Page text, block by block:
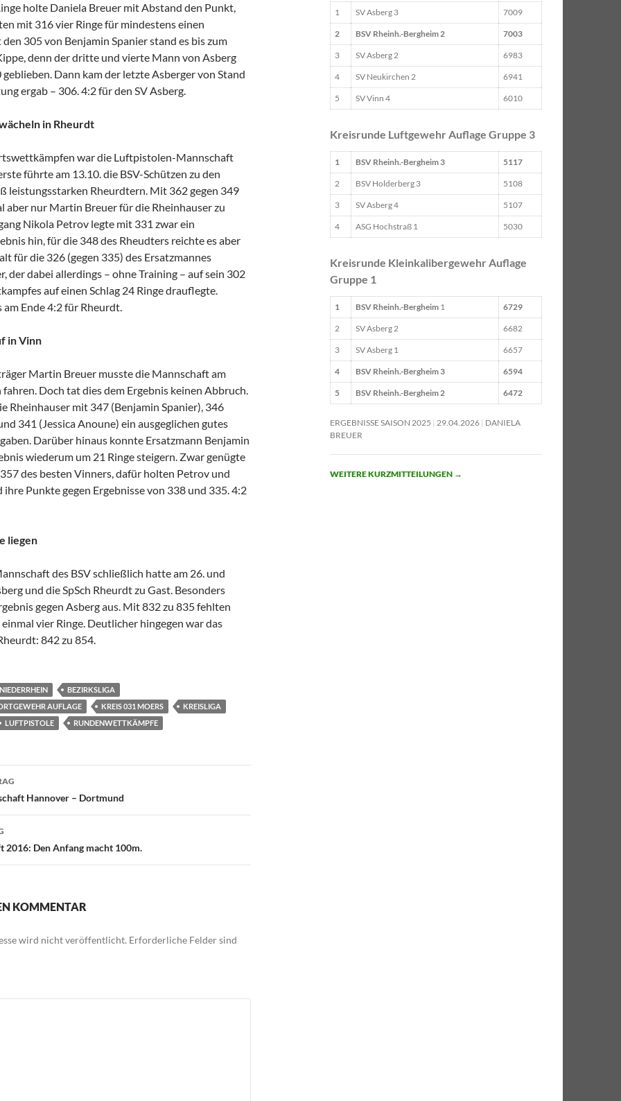
holte Daniela Breuer mit Abstand den Punkt,
mit 316 vier Ringe für mindestens einen
305 von Benjamin Spanier stand es bis zum
denn der dritte und vierte Mann von Asberg
Dann kam der letzte Asberger von Stand
ergab – 306. 4:2 für den SV Asberg.
in Rheurdt
war die Luftpistolen-Mannschaft
führte am 13.10. die BSV-Schützen zu den
leistungsstarken Rheurdtern. Mit 362 gegen 349
aber nur Martin Breuer für die Rheinhauser zu
Nikola Petrov legte mit 331 zwar ein
hin, für die 348 des Rheudters reichte es aber
für die 326 (gegen 335) des Ersatzmannes
der dabei allerdings – ohne Training – auf sein 302
auf einen Schlag 24 Ringe drauflegte.
am Ende 4:2 für Rheurdt.
in Vinn
Martin Breuer musste die Mannschaft am
fahren. Doch tat dies dem Ergebnis keinen Abbruch.
Rheinhauser mit 347 (Benjamin Spanier), 346
341 (Jessica Anoune) ein ausgeglichen gutes
Darüber hinaus konnte Ersatzmann Benjamin
wiederum um 21 Ringe steigern. Zwar genügte
des besten Vinners, dafür holten Petrov und
Punkte gegen Ergebnisse von 338 und 335. 4:2
liegen
des BSV schließlich hatte am 26. und
und die SpSch Rheurdt zu Gast. Besonders
gegen Asberg aus. Mit 832 zu 835 fehlten
einmal vier Ringe. Deutlicher hingegen war das
842 zu 854.
BEZIRKSLIGA
AUFLAGE
KREIS 031 MOERS
KREISLIGA
LUFTPISTOLE RUNDENWETTKÄMPFE
Hannover – Dortmund
2016: Den Anfang macht 100m.
KOMMENTAR
wird nicht veröffentlicht. Erforderliche Felder sind
1 SV Asberg 3 7009
2 BSV Rheinh.-Bergheim 2 7003
3 SV Asberg 2 6983
4 SV Neukirchen 2 6941
5 SV Vinn 4 6010
Kreisrunde Luftgewehr Auflage Gruppe 3
1 BSV Rheinh.-Bergheim 3 5117
2 BSV Holderberg 3 5108
3 SV Asberg 4 5107
4 ASG Hochstraß 1 5030
Kreisrunde Kleinkalibergewehr Auflage
Gruppe 1
1 BSV Rheinh.-Bergheim 1 6729
2 SV Asberg 2 6682
3 SV Asberg 1 6657
4 BSV Rheinh.-Bergheim 3 6594
5 BSV Rheinh.-Bergheim 2 6472
ERGEBNISSE SAISON 2025 29.04.2026 DANIELA
BREUER
WEITERE KURZMITTEILUNGEN →